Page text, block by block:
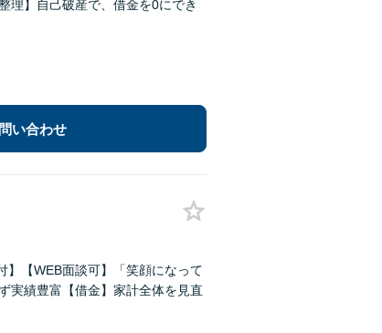
理】自己破産で、借金を0にでき
い合わせ
】【WEB面談可】「笑顔になって
実績豊富【借金】家計全体を見直